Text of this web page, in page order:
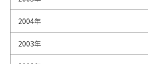
2004年
2003年